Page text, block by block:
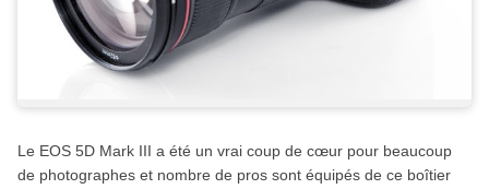
Le EOS 5D Mark III a été un vrai coup de cœur pour beaucoup
de photographes et nombre de pros sont équipés de ce boîtier